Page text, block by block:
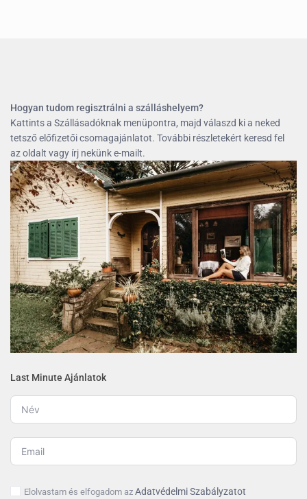
Hogyan tudom regisztrálni a szálláshelyem?
Kattints a Szállásadóknak menüpontra, majd válaszd ki a neked
tetsző előfizetői csomagajánlatot. További részletekért keresd fel
az oldalt vagy írj nekünk e-mailt.
Last Minute Ajánlatok
Elolvastam és elfogadom azAdatvédelmi Szabályzatot